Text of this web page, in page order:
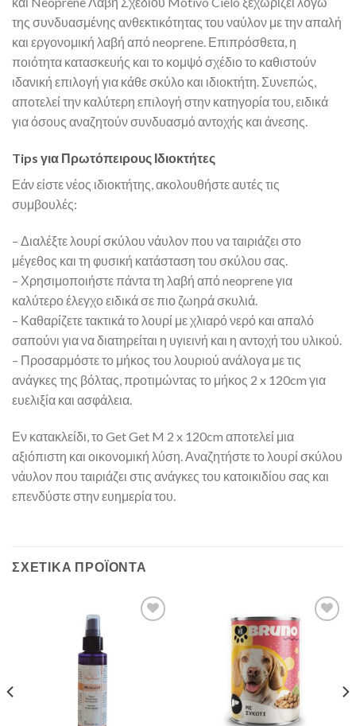
της συνδυασμένης ανθεκτικότητας του ναύλον με την απαλή
και εργονομική λαβή από neoprene. Επιπρόσθετα, η
ποιότητα κατασκευής και το κομψό σχέδιο το καθιστούν
ιδανική επιλογή για κάθε σκύλο και ιδιοκτήτη. Συνεπώς,
αποτελεί την καλύτερη επιλογή στην κατηγορία του, ειδικά
για όσους αναζητούν συνδυασμό αντοχής και άνεσης.
Tips για Πρωτόπειρους Ιδιοκτήτες
Εάν είστε νέος ιδιοκτήτης, ακολουθήστε αυτές τις
συμβουλές:
– Διαλέξτε λουρί σκύλου νάυλον που να ταιριάζει στο
μέγεθος και τη φυσική κατάσταση του σκύλου σας.
– Χρησιμοποιήστε πάντα τη λαβή από neoprene για
καλύτερο έλεγχο ειδικά σε πιο ζωηρά σκυλιά.
– Καθαρίζετε τακτικά το λουρί με χλιαρό νερό και απαλό
σαπούνι για να διατηρείται η υγιεινή και η αντοχή του υλικού.
– Προσαρμόστε το μήκος του λουριού ανάλογα με τις
ανάγκες της βόλτας, προτιμώντας το μήκος 2 x 120cm για
ευελιξία και ασφάλεια.
Εν κατακλείδι, το Get Get M 2 x 120cm αποτελεί μια
αξιόπιστη και οικονομική λύση. Αναζητήστε το λουρί σκύλου
νάυλον που ταιριάζει στις ανάγκες του κατοικιδίου σας και
επενδύστε στην ευημερία του.
ΣΧΕΤΙΚΆ ΠΡΟΪΌΝΤΑ